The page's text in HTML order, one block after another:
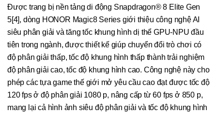
Được trang bị nền tảng di động Snapdragon® 8 Elite Gen
5[4], dòng HONOR Magic8 Series giới thiệu công nghệ AI
siêu phân giải và tăng tốc khung hình dị thể GPU-NPU đầu
tiên trong ngành, được thiết kế giúp chuyển đổi trò chơi có
độ phân giải thấp, tốc độ khung hình thấp thành trải nghiệm
độ phân giải cao, tốc độ khung hình cao. Công nghệ này cho
phép các tựa game thế giới mở yêu cầu cao đạt được tốc độ
120 fps ở độ phân giải 1080 p, nâng cấp từ 60 fps ở 850 p,
mang lại cả hình ảnh siêu độ phân giải và tốc độ khung hình